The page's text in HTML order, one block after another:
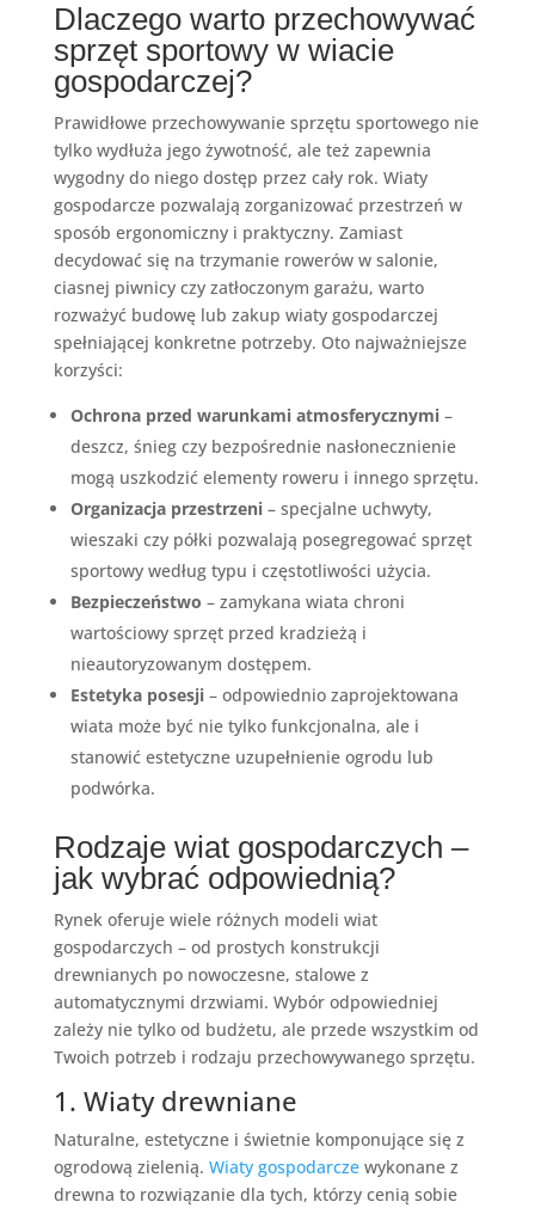
Dlaczego warto przechowywać
sprzęt sportowy w wiacie
gospodarczej?
Prawidłowe przechowywanie sprzętu sportowego nie
tylko wydłuża jego żywotność, ale też zapewnia
wygodny do niego dostęp przez cały rok. Wiaty
gospodarcze pozwalają zorganizować przestrzeń w
sposób ergonomiczny i praktyczny. Zamiast
decydować się na trzymanie rowerów w salonie,
ciasnej piwnicy czy zatłoczonym garażu, warto
rozważyć budowę lub zakup wiaty gospodarczej
spełniającej konkretne potrzeby. Oto najważniejsze
korzyści:
Ochrona przed warunkami atmosferycznymi–
deszcz, śnieg czy bezpośrednie nasłonecznienie
mogą uszkodzić elementy roweru i innego sprzętu.
Organizacja przestrzeni– specjalne uchwyty,
wieszaki czy półki pozwalają posegregować sprzęt
sportowy według typu i częstotliwości użycia.
Bezpieczeństwo – zamykana wiata chroni
wartościowy sprzęt przed kradzieżą i
nieautoryzowanym dostępem.
Estetyka posesji– odpowiednio zaprojektowana
wiata może być nie tylko funkcjonalna, ale i
stanowić estetyczne uzupełnienie ogrodu lub
podwórka.
Rodzaje wiat gospodarczych –
jak wybrać odpowiednią?
Rynek oferuje wiele różnych modeli wiat
gospodarczych – od prostych konstrukcji
drewnianych po nowoczesne, stalowe z
automatycznymi drzwiami. Wybór odpowiedniej
zależy nie tylko od budżetu, ale przede wszystkim od
Twoich potrzeb i rodzaju przechowywanego sprzętu.
1. Wiaty drewniane
Naturalne, estetyczne i świetnie komponujące się z
ogrodową zielenią. Wiaty gospodarczewykonane z
drewna to rozwiązanie dla tych, którzy cenią sobie